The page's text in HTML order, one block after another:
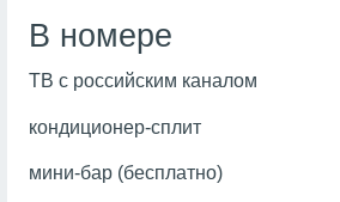
В номере
ТВ с российским каналом
кондиционер-сплит
мини-бар (бесплатно)